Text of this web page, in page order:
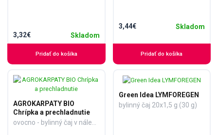
3,32€ Skladom
Pridať do košíka
3,44€ Skladom
Pridať do košíka
AGROKARPATY BIO
Chrípka a prechladnutie
Green Idea LYMFOREGEN
bylinný čaj 20x1,5 g (30 g)